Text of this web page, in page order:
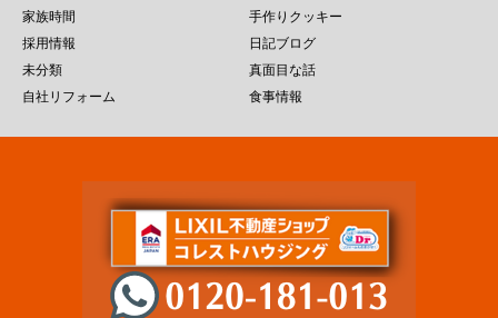
家族時間
手作りクッキー
採用情報
日記ブログ
未分類
真面目な話
自社リフォーム
食事情報